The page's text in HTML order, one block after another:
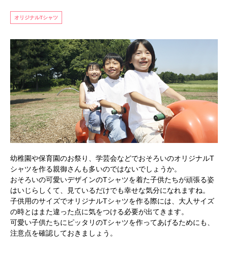
オリジナルTシャツ
幼稚園や保育園のお祭り、学芸会などでおそろいのオリジナルT
シャツを作る親御さんも多いのではないでしょうか。
おそろいの可愛いデザインのTシャツを着た子供たちが頑張る姿
はいじらしくて、見ているだけでも幸せな気分になれますね。
子供用のサイズでオリジナルTシャツを作る際には、大人サイズ
の時とはまた違った点に気をつける必要が出てきます。
可愛い子供たちにピッタリのTシャツを作ってあげるためにも、
注意点を確認しておきましょう。